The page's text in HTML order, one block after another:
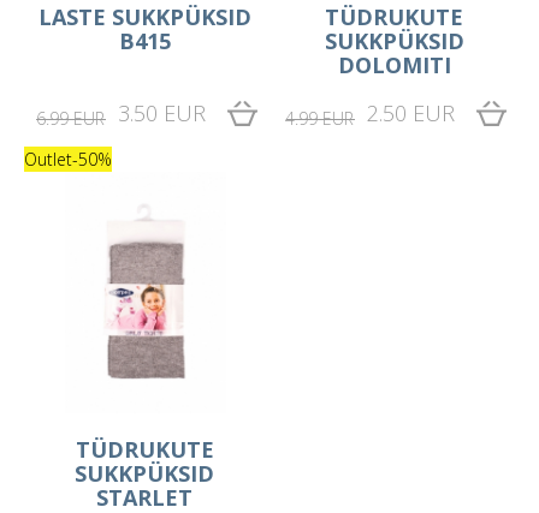
LASTE SUKKPÜKSID
B415
6.99 EUR 3.50 EUR
TÜDRUKUTE
SUKKPÜKSID
DOLOMITI
4.99 EUR 2.50 EUR
Outlet-50%
TÜDRUKUTE
SUKKPÜKSID
STARLET